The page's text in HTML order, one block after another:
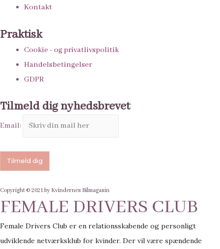
Kontakt
Praktisk
Cookie - og privatlivspolitik
Handelsbetingelser
GDPR
Tilmeld dig nyhedsbrevet
Email:
Copyright © 2021 by Kvindernes Bilmagasin
FEMALE DRIVERS CLUB
Female Drivers Club er en relationsskabende og personligt
udviklende netværksklub for kvinder. Der vil være spændende